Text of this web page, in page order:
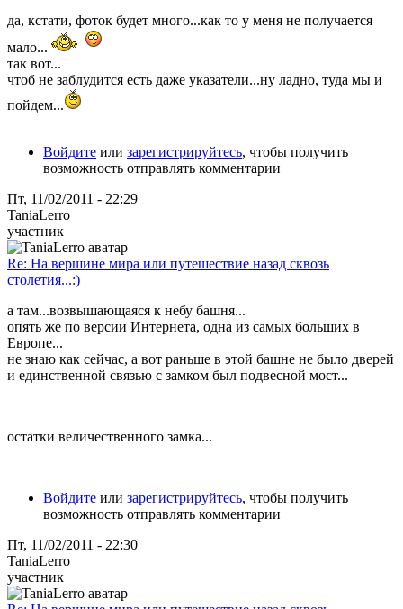
да, кстати, фоток будет много...как то у меня не получается
мало...
так вот...
чтоб не заблудится есть даже указатели...ну ладно, туда мы и
пойдем...
Войдите или зарегистрируйтесь, чтобы получить
возможность отправлять комментарии
Пт, 11/02/2011 - 22:29
TaniaLerro
участник
Re: На вершине мира или путешествие назад сквозь
столетия...:)
а там...возвышающаяся к небу башня...
опять же по версии Интернета, одна из самых больших в
Европе...
не знаю как сейчас, а вот раньше в этой башне не было дверей
и единственной связью с замком был подвесной мост...
остатки величественного замка...
Войдите или зарегистрируйтесь, чтобы получить
возможность отправлять комментарии
Пт, 11/02/2011 - 22:30
TaniaLerro
участник